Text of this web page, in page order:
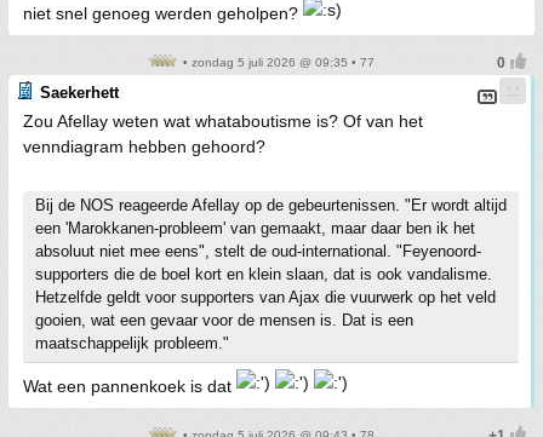
niet snel genoeg werden geholpen?
• zondag 5 juli 2026 @ 09:35 • 77
Saekerhett
Zou Afellay weten wat whataboutisme is? Of van het
venndiagram hebben gehoord?
Bij de NOS reageerde Afellay op de gebeurtenissen. "Er wordt altijd
een 'Marokkanen-probleem' van gemaakt, maar daar ben ik het
absoluut niet mee eens", stelt de oud-international. "Feyenoord-
supporters die de boel kort en klein slaan, dat is ook vandalisme.
Hetzelfde geldt voor supporters van Ajax die vuurwerk op het veld
gooien, wat een gevaar voor de mensen is. Dat is een
maatschappelijk probleem."
Wat een pannenkoek is dat